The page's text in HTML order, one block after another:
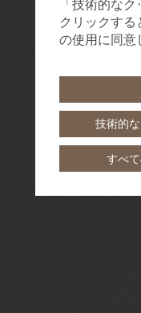
「技術的な
クリックす
の使用に同意
技術的
すべ